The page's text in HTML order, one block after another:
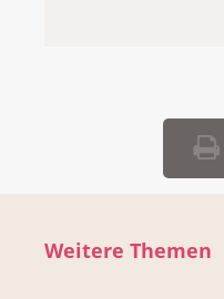
Weitere Themen